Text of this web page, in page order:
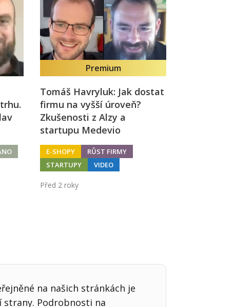
Premium
Tomáš Havryluk: Jak dostat
firmu na vyšší úroveň?
Zkušenosti z Alzy a
startupu Medevio
E-SHOPY
RŮST FIRMY
STARTUPY
VIDEO
Před 2 roky
na našich stránkách je
strany. Podrobnosti na